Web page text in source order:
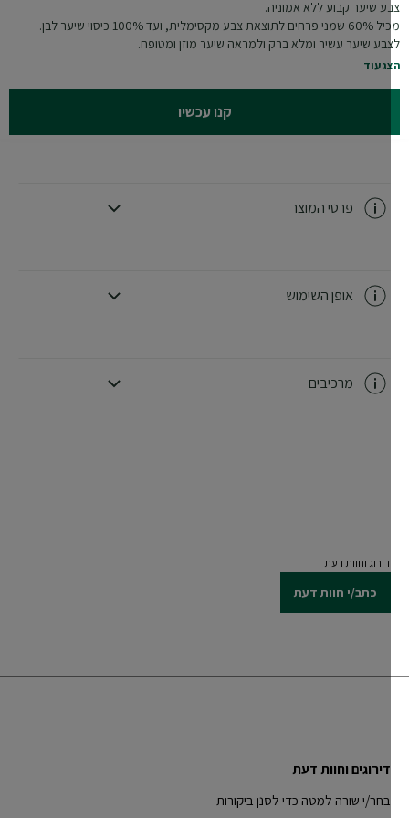
שיער קבוע ללא אמוניה.
מקסימלית, ועד 100% כיסוי שיער לבן.
שיער עשיר ומלא ברק ולמראה שיער מוזן ומטופח.
עוד
קנו עכשיו
פרטי המוצר
אופן השימוש
מרכיבים
דירוג וחוות דעת
כתב/י חוות דעת
דירוגים וחוות דעת
בחר/י שורה למטה כדי לסנן ביקורות